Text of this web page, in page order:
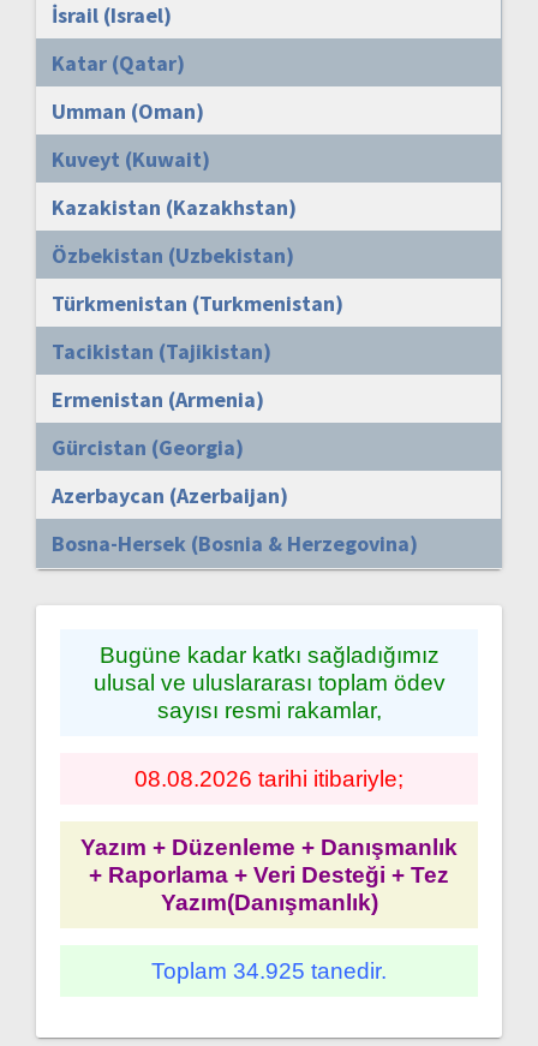
İsrail (Israel)
Katar (Qatar)
Umman (Oman)
Kuveyt (Kuwait)
Kazakistan (Kazakhstan)
Özbekistan (Uzbekistan)
Türkmenistan (Turkmenistan)
Tacikistan (Tajikistan)
Ermenistan (Armenia)
Gürcistan (Georgia)
Azerbaycan (Azerbaijan)
Bosna-Hersek (Bosnia & Herzegovina)
Bugüne kadar katkı sağladığımız
ulusal ve uluslararası toplam ödev
sayısı resmi rakamlar,
08.08.2026 tarihi itibariyle;
Yazım + Düzenleme + Danışmanlık
+ Raporlama + Veri Desteği + Tez
Yazım(Danışmanlık)
Toplam 34.925 tanedir.